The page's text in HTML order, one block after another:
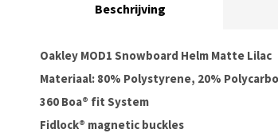
Beschrijving
Oakley MOD1 Snowboard Helm Matte Lilac
Materiaal: 80% Polystyrene, 20%
360 Boa® fit System
Fidlock® magnetic buckles